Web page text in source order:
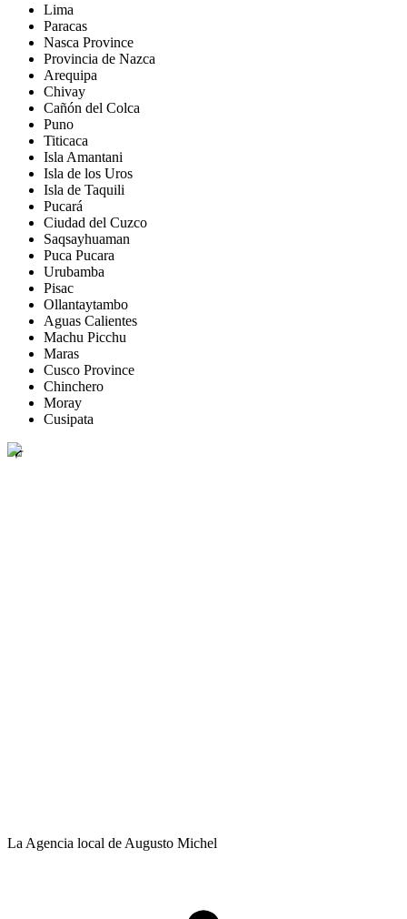
Lima
Paracas
Nasca Province
Provincia de Nazca
Arequipa
Chivay
Cañón del Colca
Puno
Titicaca
Isla Amantani
Isla de los Uros
Isla de Taquili
Pucará
Ciudad del Cuzco
Saqsayhuaman
Puca Pucara
Urubamba
Pisac
Ollantaytambo
Aguas Calientes
Machu Picchu
Maras
Cusco Province
Chinchero
Moray
Cusipata
La Agencia local de Augusto Michel